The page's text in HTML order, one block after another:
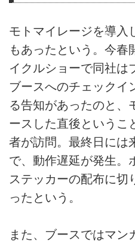
モトマイレージを導入
もあったという。今春
イクルショーで同社は
ブースへのチェックイ
る告知があったのと、
ースした直後というこ
者が訪問。最終日には
で、動作遅延が発生。
ステッカーの配布に切
ったという。
また、ブースではマン